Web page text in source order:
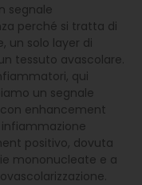
segnale
perché si tratta di
un solo layer di
tessuto avascolare.
qui
un segnale
enhancement
positivo, dovuta
mononucleate e a